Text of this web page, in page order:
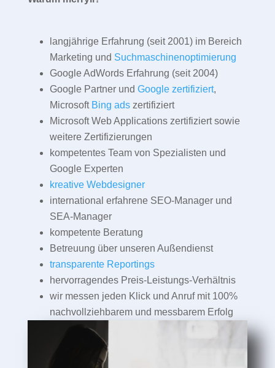
langjährige Erfahrung (seit 2001) im Bereich
Marketing und Suchmaschinenoptimierung
Google AdWords Erfahrung (seit 2004)
Google Partner und Google zertifiziert,
Microsoft Bing adszertifiziert
Microsoft Web Applications zertifiziert sowie
weitere Zertifizierungen
kompetentes Team von Spezialisten und
Google Experten
kreative Webdesigner
international erfahrene SEO-Manager und
SEA-Manager
kompetente Beratung
Betreuung über unseren Außendienst
transparente Reportings
hervorragendes Preis-Leistungs-Verhältnis
wir messen jeden Klick und Anruf mit 100%
nachvollziehbarem und messbarem Erfolg